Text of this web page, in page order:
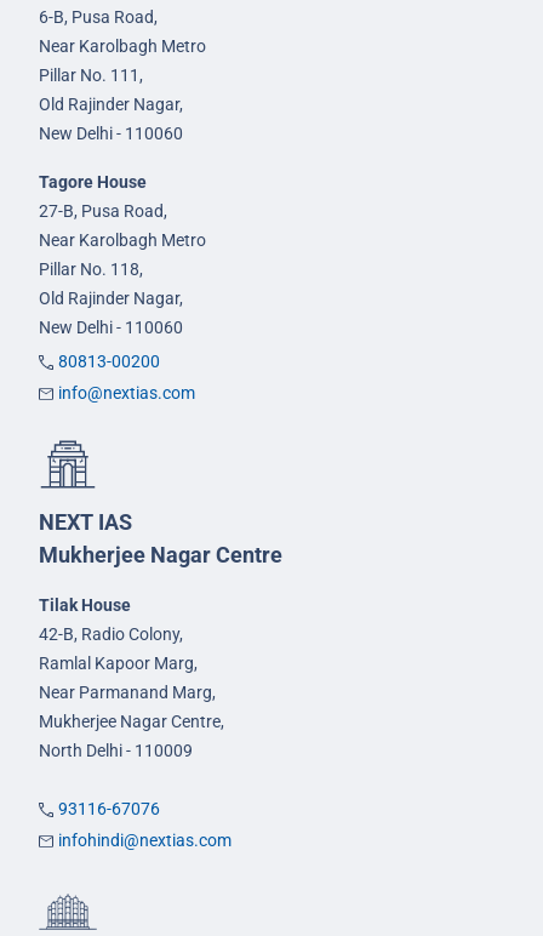
6-B, Pusa Road,
Near Karolbagh Metro
Pillar No. 111,
Old Rajinder Nagar,
New Delhi - 110060
Tagore House
27-B, Pusa Road,
Near Karolbagh Metro
Pillar No. 118,
Old Rajinder Nagar,
New Delhi - 110060
80813-00200
info@nextias.com
NEXT IAS
Mukherjee Nagar Centre
Tilak House
42-B, Radio Colony,
Ramlal Kapoor Marg,
Near Parmanand Marg,
Mukherjee Nagar Centre,
North Delhi - 110009
93116-67076
infohindi@nextias.com